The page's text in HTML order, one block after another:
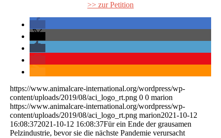
>> zur Petition
https://www.animalcare-international.org/wordpress/wp-
content/uploads/2019/08/aci_logo_rt.png 0 0 marion
https://www.animalcare-international.org/wordpress/wp-
content/uploads/2019/08/aci_logo_rt.png marion2021-10-12
16:08:372021-10-12 16:08:37Für ein Ende der grausamen
Pelzindustrie, bevor sie die nächste Pandemie verursacht